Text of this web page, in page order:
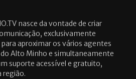
nasce da vontade de criar
exclusivamente
aproximar os vários agentes
Alto Minho e simultaneamente
suporte acessível e gratuito,
região.